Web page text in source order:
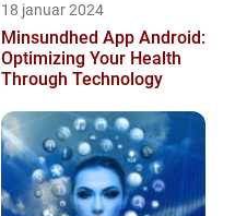
18 januar 2024
Minsundhed App Android:
Optimizing Your Health
Through Technology